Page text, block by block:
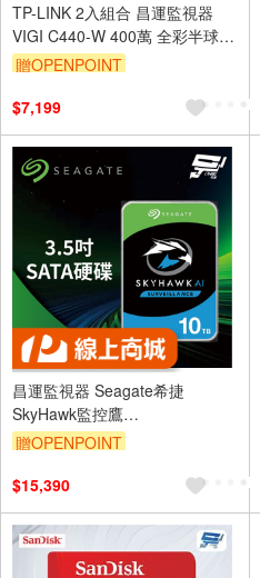
TP-LINK 2入組合 昌運監視器
VIGI C440-W 400萬 全彩半球網
路攝影機 PoE網路監控攝影機
贈OPENPOINT
$7,199
昌運監視器 Seagate希捷
SkyHawk監控鷹
(ST10000VE001) 10TB 3.5吋監
贈OPENPOINT
$15,390